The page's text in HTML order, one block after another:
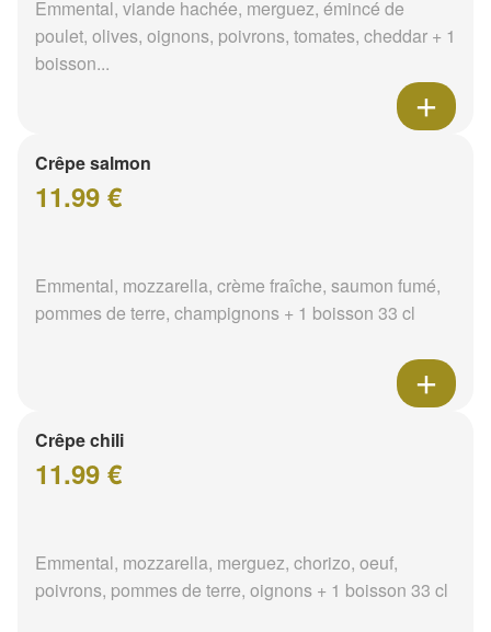
Emmental, viande hachée, merguez, émincé de
poulet, olives, oignons, poivrons, tomates, cheddar + 1
boisson...
Crêpe salmon
11.99 €
Emmental, mozzarella, crème fraîche, saumon fumé,
pommes de terre, champignons + 1 boisson 33 cl
Crêpe chili
11.99 €
Emmental, mozzarella, merguez, chorizo, oeuf,
poivrons, pommes de terre, oignons + 1 boisson 33 cl